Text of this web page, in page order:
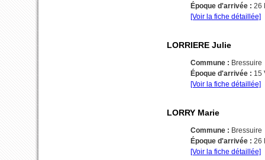
Époque d'arrivée : 26
[Voir la fiche détaillée]
LORRIERE Julie
Commune : Bressuire
Époque d'arrivée : 15
[Voir la fiche détaillée]
LORRY Marie
Commune : Bressuire
Époque d'arrivée : 26
[Voir la fiche détaillée]